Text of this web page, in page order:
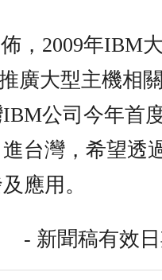
，2009年IBM
廣大型主機相
公司今年首
台灣，希望透
應用。
- 新聞稿有效